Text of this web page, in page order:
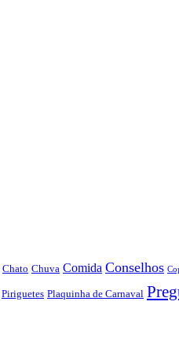
Chato Chuva Comida Conselhos
Piriguetes Plaquinha de Carnaval